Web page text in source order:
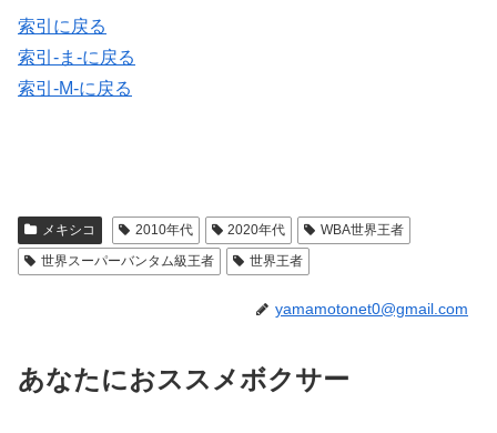
索引に戻る
索引-ま-に戻る
索引-M-に戻る
メキシコ 2010年代 2020年代
WBA世界王者
世界スーパーバンタム級王者
世界王者
yamamotonet0@gmail.com
あなたにおススメボクサー